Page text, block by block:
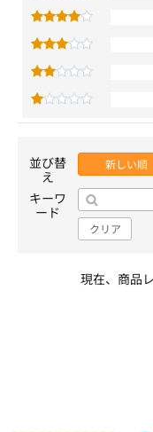
並び替
え
新しい順
キーワ
ード
クリア
現在、商品